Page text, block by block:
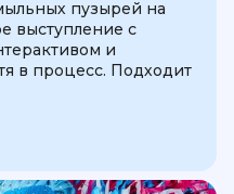
пузырей на
выступление с
и
в процесс. Подходит